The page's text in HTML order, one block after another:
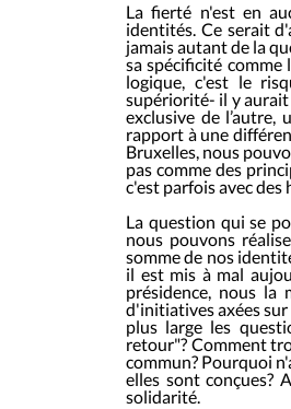
La fierté n'est en
identités. Ce serait
jamais autant de la
sa spécificité
logique, c'est le
supériorité- il y aurait
exclusive de
rapport à une
Bruxelles, nous
pas comme des
c'est parfois avec des
La question qui se
nous pouvons
somme de nos
il est mis à mal
présidence, nous la
d'initiatives axées sur
plus large les
retour"? Comment
commun? Pourquoi
elles sont conçues?
solidarité.